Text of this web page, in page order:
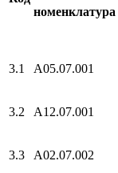
номенклатура
3.1 A05.07.001
3.2 А12.07.001
3.3 А02.07.002